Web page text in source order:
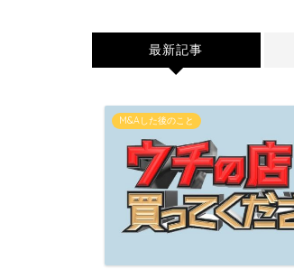
最新記事
M&Aした後のこと